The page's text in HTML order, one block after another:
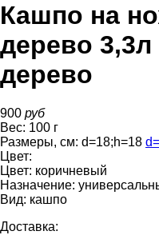
Кашпо на
дерево
дерево
900 руб
Вес: 100 г
Размеры, см: d=18;h=18
Цвет:
Цвет: коричневый
Назначение:
Вид: кашпо
Доставка: